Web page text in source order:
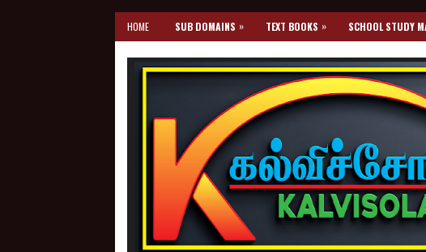
HOME SUB DOMAINS » TEXT BOOKS » SCHOOL STUDY